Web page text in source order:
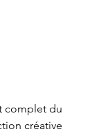
complet du
créative